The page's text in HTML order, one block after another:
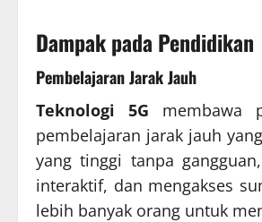
Dampak pada Pendidikan
Pembelajaran Jarak Jauh
Teknologi 5G membawa
pembelajaran jarak jauh
yang tinggi tanpa
interaktif, dan mengakses
lebih banyak orang untuk